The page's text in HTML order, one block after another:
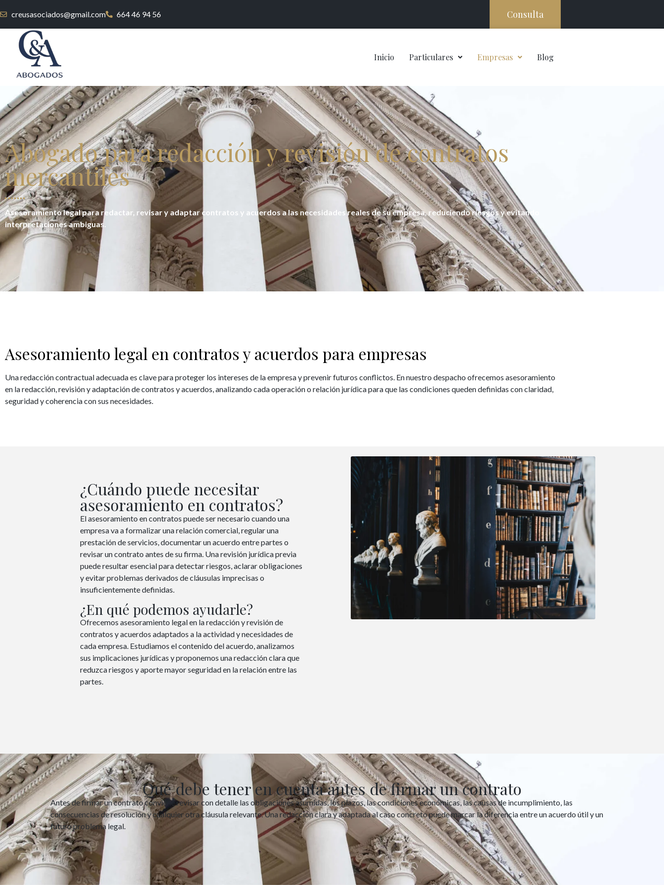
creusasociados@gmail.com 664 46 94 56 Consulta
Inicio Particulares Empresas Blog
Abogado para redacción y revisión de contratos
mercantiles
Asesoramiento legal para redactar, revisar y adaptar contratos y acuerdos a las necesidades reales de su empresa, reduciendo riesgos y evitando
interpretaciones ambiguas.
Asesoramiento legal en contratos y acuerdos para empresas
Una redacción contractual adecuada es clave para proteger los intereses de la empresa y prevenir futuros conflictos. En nuestro despacho ofrecemos asesoramiento
en la redacción, revisión y adaptación de contratos y acuerdos, analizando cada operación o relación jurídica para que las condiciones queden definidas con claridad,
seguridad y coherencia con sus necesidades.
¿Cuándo puede necesitar
asesoramiento en contratos?
El asesoramiento en contratos puede ser necesario cuando una
empresa va a formalizar una relación comercial, regular una
prestación de servicios, documentar un acuerdo entre partes o
revisar un contrato antes de su firma. Una revisión jurídica previa
puede resultar esencial para detectar riesgos, aclarar obligaciones
y evitar problemas derivados de cláusulas imprecisas o
insuficientemente definidas.
¿En qué podemos ayudarle?
Ofrecemos asesoramiento legal en la redacción y revisión de
contratos y acuerdos adaptados a la actividad y necesidades de
cada empresa. Estudiamos el contenido del acuerdo, analizamos
sus implicaciones jurídicas y proponemos una redacción clara que
reduzca riesgos y aporte mayor seguridad en la relación entre las
partes.
Qué debe tener en cuenta antes de firmar un contrato
Antes de firmar un contrato conviene revisar con detalle las obligaciones asumidas, los plazos, las condiciones económicas, las causas de incumplimiento, las
consecuencias de resolución y cualquier otra cláusula relevante. Una redacción clara y adaptada al caso concreto puede marcar la diferencia entre un acuerdo útil y un
futuro problema legal.